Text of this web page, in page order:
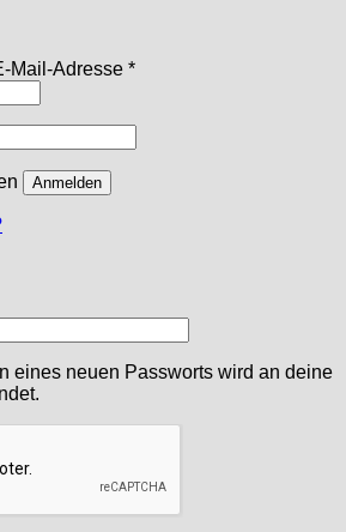
Mail-Adresse *Erforderlich
Anmelden
eines neuen Passworts wird an deine